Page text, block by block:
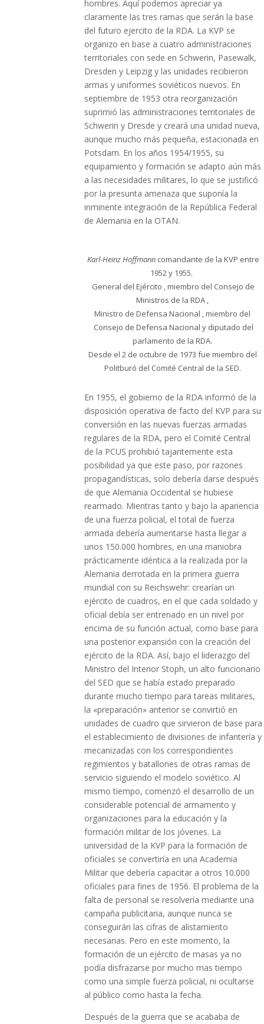
hombres. Aquí podemos apreciar ya
claramente las tres ramas que serán la base
del futuro ejercito de la RDA. La KVP se
organizo en base a cuatro administraciones
territoriales con sede en Schwerin, Pasewalk,
Dresden y Leipzig y las unidades recibieron
armas y uniformes soviéticos nuevos. En
septiembre de 1953 otra reorganización
suprimió las administraciones territoriales de
Schwerin y Dresde y creará una unidad nueva,
aunque mucho más pequeña, estacionada en
Potsdam. En los años 1954/1955, su
equipamiento y formación se adapto aún más
a las necesidades militares, lo que se justificó
por la presunta amenaza que suponía la
inminente integración de la República Federal
de Alemania en la OTAN.
Karl-Heinz Hoffmann comandante de la KVP entre
1952 y 1955.
General del Ejército , miembro del Consejo de
Ministros de la RDA ,
Ministro de Defensa Nacional , miembro del
Consejo de Defensa Nacional y diputado del
parlamento de la RDA.
Desde el 2 de octubre de 1973 fue miembro del
Politburó del Comité Central de la SED.
En 1955, el gobierno de la RDA informó de la
disposición operativa de facto del KVP para su
conversión en las nuevas fuerzas armadas
regulares de la RDA, pero el Comité Central
de la PCUS prohibió tajantemente esta
posibilidad ya que este paso, por razones
propagandísticas, solo debería darse después
de que Alemania Occidental se hubiese
rearmado. Mientras tanto y bajo la apariencia
de una fuerza policial, el total de fuerza
armada debería aumentarse hasta llegar a
unos 150.000 hombres, en una maniobra
prácticamente idéntica a la realizada por la
Alemania derrotada en la primera guerra
mundial con su Reichswehr: crearían un
ejército de cuadros, en el que cada soldado y
oficial debía ser entrenado en un nivel por
encima de su función actual, como base para
una posterior expansión con la creación del
ejército de la RDA. Así, bajo el liderazgo del
Ministro del Interior Stoph, un alto funcionario
del SED que se había estado preparado
durante mucho tiempo para tareas militares,
la «preparación» anterior se convirtió en
unidades de cuadro que sirvieron de base para
el establecimiento de divisiones de infantería y
mecanizadas con los correspondientes
regimientos y batallones de otras ramas de
servicio siguiendo el modelo soviético. Al
mismo tiempo, comenzó el desarrollo de un
considerable potencial de armamento y
organizaciones para la educación y la
formación militar de los jóvenes. La
universidad de la KVP para la formación de
oficiales se convertiría en una Academia
Militar que debería capacitar a otros 10.000
oficiales para fines de 1956. El problema de la
falta de personal se resolvería mediante una
campaña publicitaria, aunque nunca se
conseguirán las cifras de alistamiento
necesarias. Pero en este momento, la
formación de un ejército de masas ya no
podía disfrazarse por mucho mas tiempo
como una simple fuerza policial, ni ocultarse
al público como hasta la fecha.
Después de la guerra que se acababa de